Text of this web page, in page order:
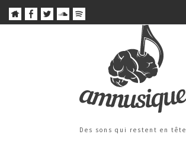
Des sons qui restent en tête